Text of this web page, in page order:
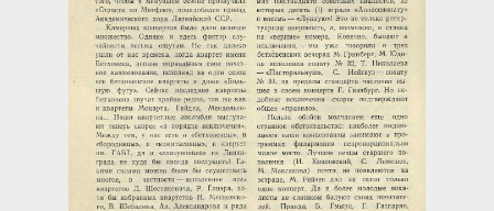
Загрузка...